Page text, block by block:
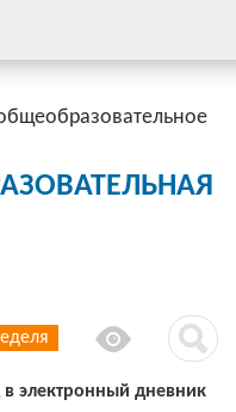
в электронный дневник